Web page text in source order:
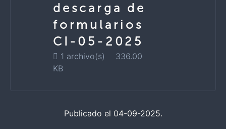
descarga de
formularios
CI-05-2025
1 archivo(s)
336.00
KB
Publicado el 04-09-2025.